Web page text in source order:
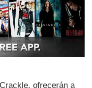
ofrecerán a